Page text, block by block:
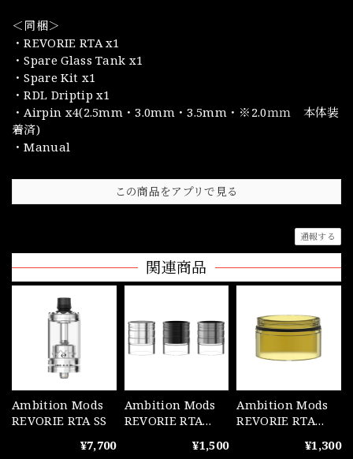
＜同梱＞
・REVORIE RTA x1
・Spare Glass Tank x1
・Spare Kit x1
・RDL Driptip x1
・Airpin x4(2.5mm・3.0mm・3.5mm・※2.0ｍｍ 本体装
着済)
・Manual
この商品をアプリで見る
通報する
関連商品
Ambition Mods
REVORIE RTA SS
¥7,700
Ambition Mods
REVORIE RTA
¥1,500
Ambition Mods
REVORIE RTA
for Combi Tank
¥1,300